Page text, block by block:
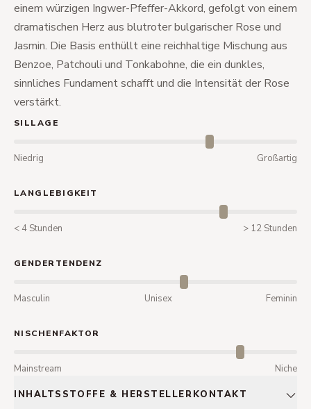
einem würzigen Ingwer-Pfeffer-Akkord, gefolgt von einem
dramatischen Herz aus blutroter bulgarischer Rose und
Jasmin. Die Basis enthüllt eine reichhaltige Mischung aus
Benzoe, Patchouli und Tonkabohne, die ein dunkles,
sinnliches Fundament schafft und die Intensität der Rose
verstärkt.
SILLAGE
Niedrig Großartig
LANGLEBIGKEIT
< 4 Stunden > 12 Stunden
GENDERTENDENZ
Masculin Unisex Feminin
NISCHENFAKTOR
Mainstream Niche
INHALTSSTOFFE & HERSTELLERKONTAKT